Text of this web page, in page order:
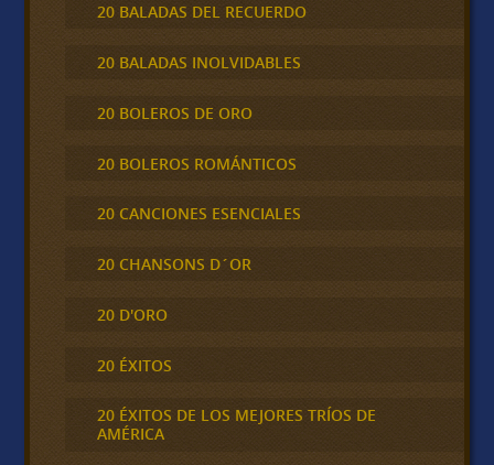
20 BALADAS DEL RECUERDO
20 BALADAS INOLVIDABLES
20 BOLEROS DE ORO
20 BOLEROS ROMÁNTICOS
20 CANCIONES ESENCIALES
20 CHANSONS D´OR
20 D'ORO
20 ÉXITOS
20 ÉXITOS DE LOS MEJORES TRÍOS DE
AMÉRICA